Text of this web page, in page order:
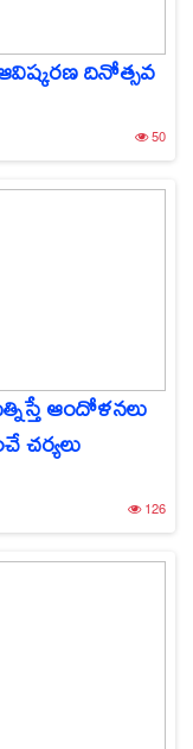
దినోత్సవ
50
ఆందోళనలు
చర్యలు
126